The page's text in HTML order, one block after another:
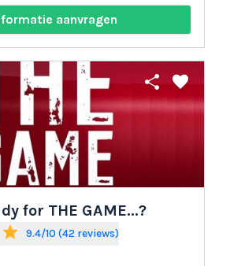
aanvragen
share favorite
for THE GAME...?
star 9.4/10 (42 reviews)